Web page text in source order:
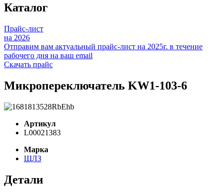
Каталог
Прайс-лист
на 2026
Отправим вам актуальный прайс-лист на 2025г. в течение
рабочего дня на ваш email
Скачать прайс
Микропереключатель KW1-103-6
Артикул
L00021383
Марка
ЩЛЗ
Детали